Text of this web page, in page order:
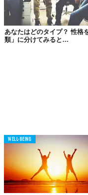
今後はAIや自動化ツー
でしょう。その中で人
設計」です。タスクの実
「何のために動いている
整理の時間」から「目
来るべきAI時代において
The
この世界
あなたはどのタイプ？ 性格
類」に分けてみると…
WELL-BEING